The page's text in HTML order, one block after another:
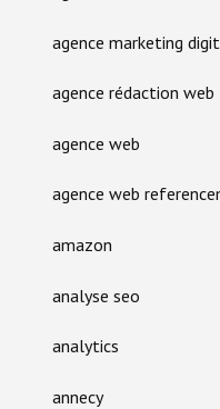
agence marketing
agence rédaction web
agence web
agence web
amazon
analyse seo
analytics
annecy